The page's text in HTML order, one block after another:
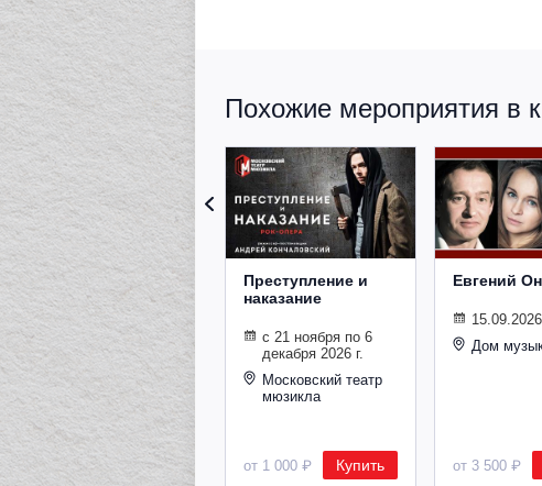
Похожие мероприятия в
Преступление и
наказание
с 21 ноября по 6
декабря 2026 г.
Московский театр
мюзикла
от 1 000 ₽ Купить
Евгений
Дом
от 3 500 ₽